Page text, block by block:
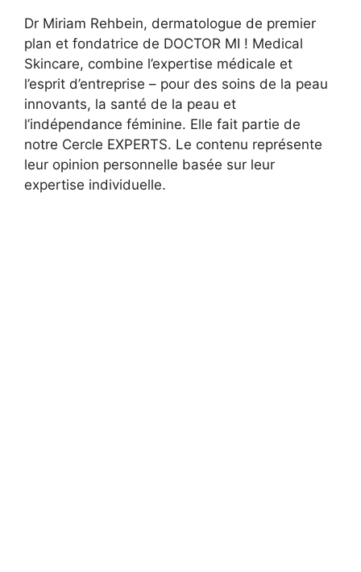
Dr Miriam Rehbein, dermatologue de premier
plan et fondatrice de DOCTOR MI ! Medical
Skincare, combine l’expertise médicale et
l’esprit d’entreprise – pour des soins de la peau
innovants, la santé de la peau et
l’indépendance féminine. Elle fait partie de
notre Cercle EXPERTS. Le contenu représente
leur opinion personnelle basée sur leur
expertise individuelle.